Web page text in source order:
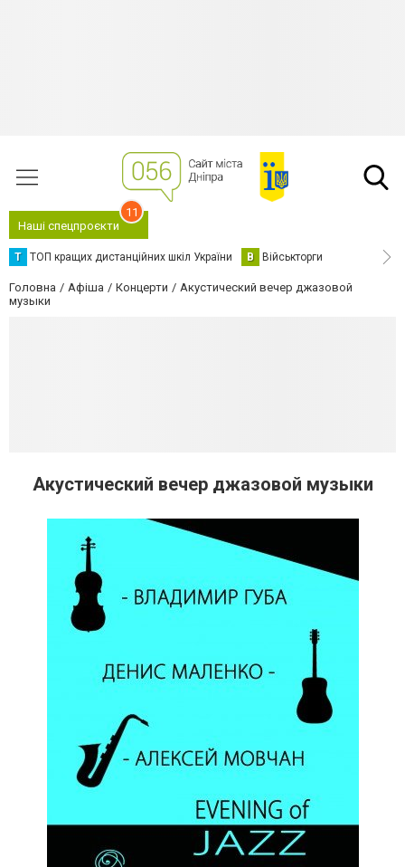
Наші спецпроєкти
11
Т ТОП кращих дистанційних шкіл України В Військторги
Головна Афіша Концерти
Акустический вечер джазовой
музыки
Акустический вечер джазовой музыки